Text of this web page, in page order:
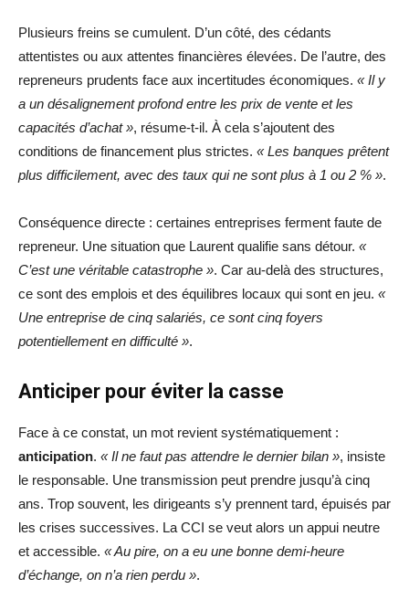
Plusieurs freins se cumulent. D’un côté, des cédants
attentistes ou aux attentes financières élevées. De l’autre, des
repreneurs prudents face aux incertitudes économiques. « Il y
a un désalignement profond entre les prix de vente et les
capacités d’achat », résume-t-il. À cela s’ajoutent des
conditions de financement plus strictes. « Les banques prêtent
plus difficilement, avec des taux qui ne sont plus à 1 ou 2 % ».
Conséquence directe : certaines entreprises ferment faute de
repreneur. Une situation que Laurent qualifie sans détour. «
C’est une véritable catastrophe ». Car au-delà des structures,
ce sont des emplois et des équilibres locaux qui sont en jeu. «
Une entreprise de cinq salariés, ce sont cinq foyers
potentiellement en difficulté ».
Anticiper pour éviter la casse
Face à ce constat, un mot revient systématiquement :
anticipation. « Il ne faut pas attendre le dernier bilan », insiste
le responsable. Une transmission peut prendre jusqu’à cinq
ans. Trop souvent, les dirigeants s’y prennent tard, épuisés par
les crises successives. La CCI se veut alors un appui neutre
et accessible. « Au pire, on a eu une bonne demi-heure
d’échange, on n’a rien perdu ».